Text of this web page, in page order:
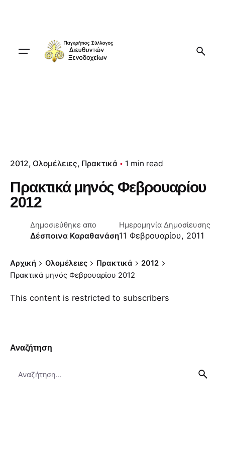
2012 Ολομέλειες Πρακτικά 1 min read
Πρακτικά μηνός Φεβρουαρίου
2012
Δημοσιεύθηκε απο
Δέσποινα Καραθανάση
Ημερομηνία Δημοσίευσης
11 Φεβρουαρίου, 2011
Αρχική Ολομέλειες Πρακτικά
2012
Πρακτικά μηνός Φεβρουαρίου 2012
This content is restricted to subscribers
Αναζήτηση
for